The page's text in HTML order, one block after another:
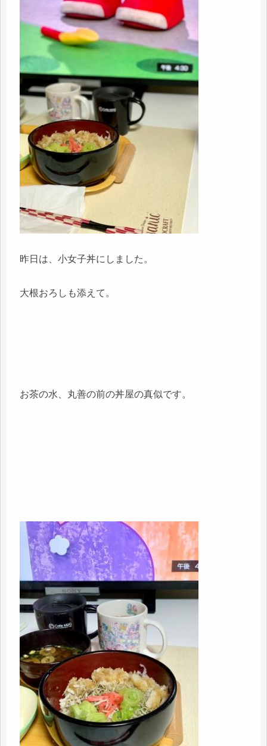
昨日は、小女子丼にしました。
大根おろしも添えて。
お茶の水、丸善の前の丼屋の真似です。